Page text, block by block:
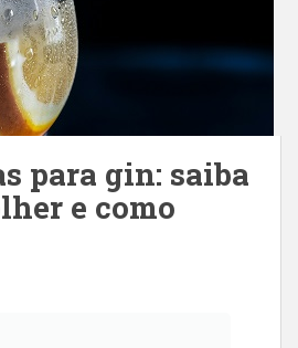
para gin: saiba
e como